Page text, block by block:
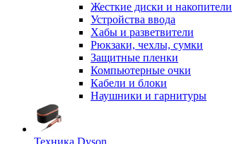
Жесткие диски и накопители
Устройства ввода
Хабы и разветвители
Рюкзаки, чехлы, сумки
Защитные пленки
Компьютерные очки
Кабели и блоки
Наушники и гарнитуры
Техника Dyson